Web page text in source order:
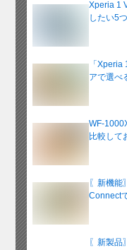
Xperia 1
したい5
「
アで選べ
WF-
比較して
〖新機能
Connect
〖新製品